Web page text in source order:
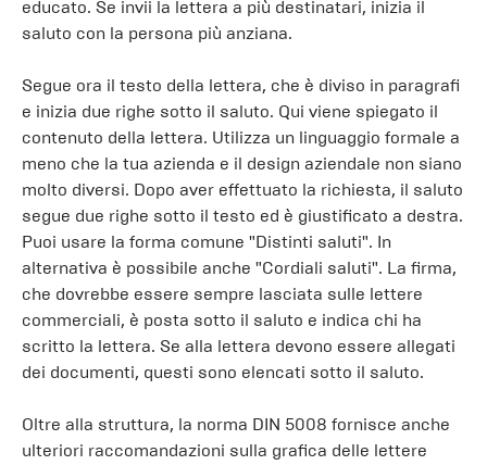
educato. Se invii la lettera a più destinatari, inizia il
saluto con la persona più anziana.
Segue ora il testo della lettera, che è diviso in paragrafi
e inizia due righe sotto il saluto. Qui viene spiegato il
contenuto della lettera. Utilizza un linguaggio formale a
meno che la tua azienda e il design aziendale non siano
molto diversi. Dopo aver effettuato la richiesta, il saluto
segue due righe sotto il testo ed è giustificato a destra.
Puoi usare la forma comune "Distinti saluti". In
alternativa è possibile anche "Cordiali saluti". La firma,
che dovrebbe essere sempre lasciata sulle lettere
commerciali, è posta sotto il saluto e indica chi ha
scritto la lettera. Se alla lettera devono essere allegati
dei documenti, questi sono elencati sotto il saluto.
Oltre alla struttura, la norma DIN 5008 fornisce anche
ulteriori raccomandazioni sulla grafica delle lettere